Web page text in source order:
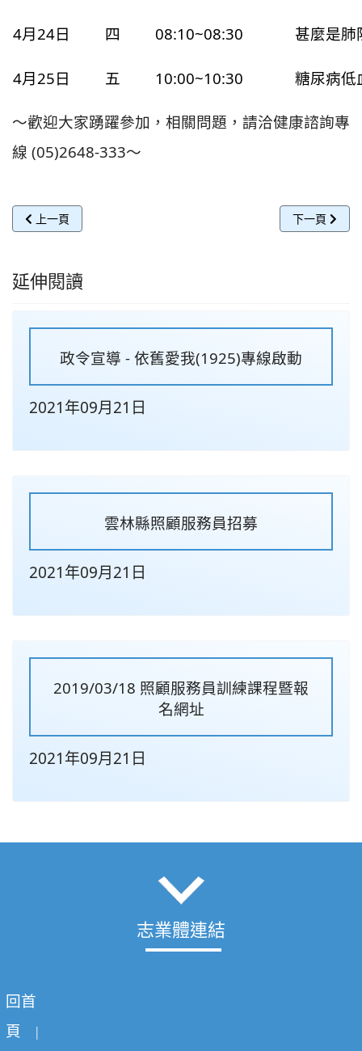
4月24日 四 08:10~08:30 甚麼是肺
4月25日 五 10:00~10:30 糖尿病低
～歡迎大家踴躍參加，相關問題，請洽健康諮詢專
線 (05)2648-333～
上一篇文章: 114年5月份門診健康講座
上一頁 下一篇文章:
下一頁
延伸閱讀
政令宣導 - 依舊愛我(1925)專線啟動
2021年09月21日
雲林縣照顧服務員招募
2021年09月21日
2019/03/18 照顧服務員訓練課程暨報
名網址
2021年09月21日
志業體連結
回首
頁 |